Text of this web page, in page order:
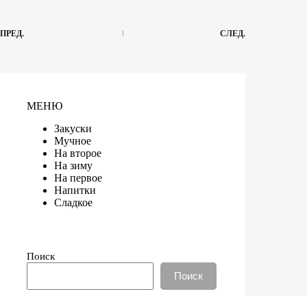
ПРЕД. СЛЕД.
МЕНЮ
Закуски
Мучное
На второе
На зиму
На первое
Напитки
Сладкое
Поиск
Поиск